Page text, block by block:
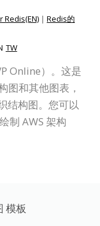
Redis(EN) | Redis的
TW
Online）。这是
图和其他图表，
结构图。您可以
制 AWS 架构
模板